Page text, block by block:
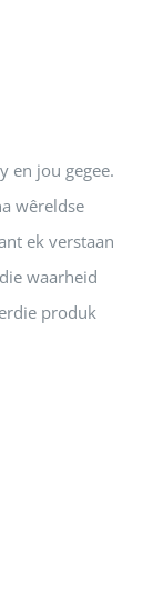
en jou gegee.
wêreldse
ek verstaan
waarheid
produk